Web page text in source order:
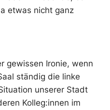
etwas nicht ganz
gewissen Ironie, wenn
ständig die linke
unserer Stadt
Kolleg:innen im